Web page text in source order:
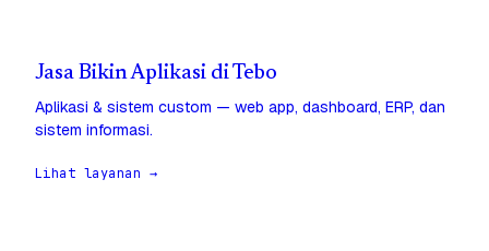
Jasa Bikin Aplikasi di Tebo
Aplikasi & sistem custom — web app, dashboard, ERP, dan
sistem informasi.
Lihat layanan →